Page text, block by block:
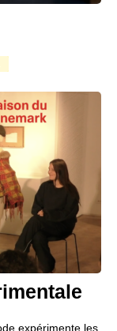
expérimente les